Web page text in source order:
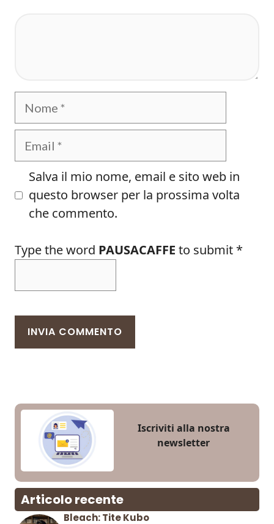
Nome
Email
Salva il mio nome, email e sito web in
questo browser per la prossima volta
che commento.
Type the word PAUSACAFFE to submit *
Iscriviti alla nostra
newsletter
Articolo recente
Bleach: Tite Kubo